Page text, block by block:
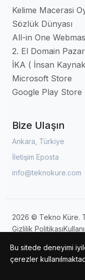
Kelime Macerasi
Sözlük Dünyası
All-in One
2. El Domain
İKA ( İnsan
Microsoft Store
Google Play Store
Bize Ulaşın
Ankara, Türkiye
İletişim Eposta
info@teknokure.com
2026 © Tekno Küre.
Gizlilik Politikası
Bu sitede deneyimi
çerezler